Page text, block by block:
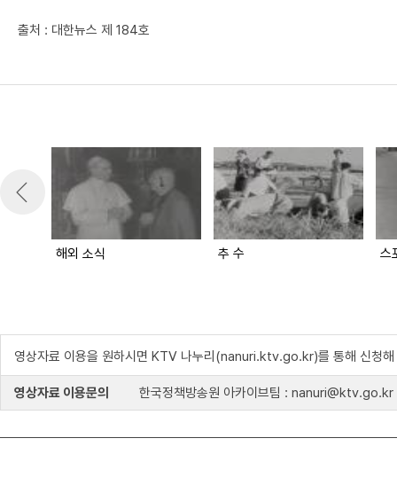
출처 : 대한뉴스 제 184호
해외 소식 추 수 스
영상자료 이용을 원하시면 KTV 나누리(nanuri.ktv.go.kr)를 통해 신청해
영상자료 이용문의 한국정책방송원 아카이브팀 : nanuri@ktv.go.kr